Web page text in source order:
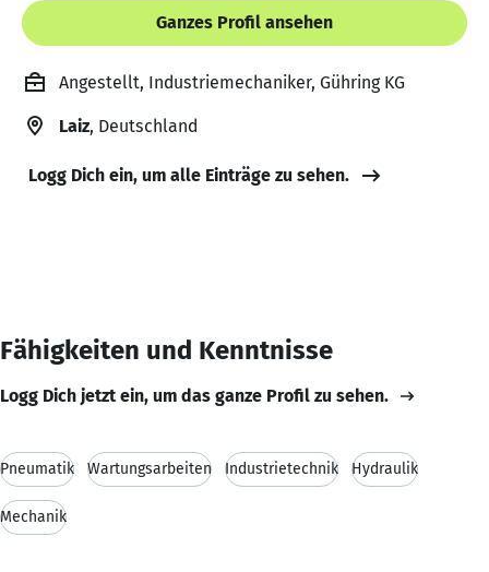
Ganzes Profil ansehen
Angestellt, Industriemechaniker, Gühring KG
Laiz, Deutschland
Logg Dich ein, um alle Einträge zu sehen.
Fähigkeiten und Kenntnisse
Logg Dich jetzt ein, um das ganze Profil zu sehen.
Pneumatik Wartungsarbeiten Industrietechnik Hydraulik
Mechanik